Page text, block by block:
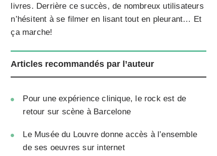
livres. Derrière ce succès, de nombreux utilisateurs
n’hésitent à se filmer en lisant tout en pleurant… Et
ça marche!
Articles recommandés par l’auteur
Pour une expérience clinique, le rock est de
retour sur scène à Barcelone
Le Musée du Louvre donne accès à l’ensemble
de ses oeuvres sur internet